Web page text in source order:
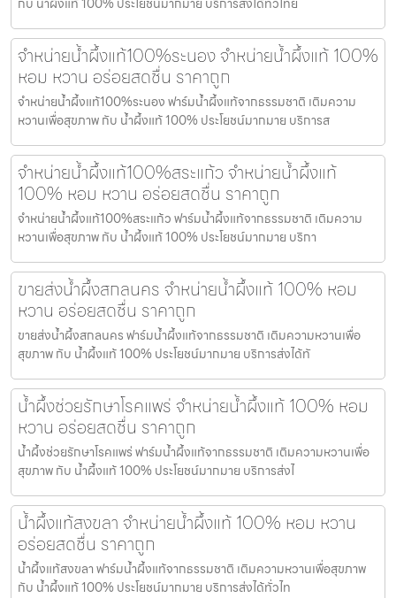
จำหน่ายน้ำผึ้งแท้100%ระนอง จำหน่ายน้ำผึ้งแท้ 100%
หอม หวาน อร่อยสดชื่น ราคาถูก
จำหน่ายน้ำผึ้งแท้100%ระนอง ฟาร์มน้ำผึ้งแท้จากธรรมชาติ เติมความ
หวานเพื่อสุขภาพ กับ น้ำผึ้งแท้ 100% ประโยชน์มากมาย บริการส
จำหน่ายน้ำผึ้งแท้100%สระแก้ว จำหน่ายน้ำผึ้งแท้
100% หอม หวาน อร่อยสดชื่น ราคาถูก
จำหน่ายน้ำผึ้งแท้100%สระแก้ว ฟาร์มน้ำผึ้งแท้จากธรรมชาติ เติมความ
หวานเพื่อสุขภาพ กับ น้ำผึ้งแท้ 100% ประโยชน์มากมาย บริกา
ขายส่งน้ำผึ้งสกลนคร จำหน่ายน้ำผึ้งแท้ 100% หอม
หวาน อร่อยสดชื่น ราคาถูก
ขายส่งน้ำผึ้งสกลนคร ฟาร์มน้ำผึ้งแท้จากธรรมชาติ เติมความหวานเพื่อ
สุขภาพ กับ น้ำผึ้งแท้ 100% ประโยชน์มากมาย บริการส่งได้ทั
น้ำผึ้งช่วยรักษาโรคแพร่ จำหน่ายน้ำผึ้งแท้ 100% หอม
หวาน อร่อยสดชื่น ราคาถูก
น้ำผึ้งช่วยรักษาโรคแพร่ ฟาร์มน้ำผึ้งแท้จากธรรมชาติ เติมความหวานเพื่อ
สุขภาพ กับ น้ำผึ้งแท้ 100% ประโยชน์มากมาย บริการส่งไ
น้ำผึ้งแท้สงขลา จำหน่ายน้ำผึ้งแท้ 100% หอม หวาน
อร่อยสดชื่น ราคาถูก
น้ำผึ้งแท้สงขลา ฟาร์มน้ำผึ้งแท้จากธรรมชาติ เติมความหวานเพื่อสุขภาพ
กับ น้ำผึ้งแท้ 100% ประโยชน์มากมาย บริการส่งได้ทั่วไท